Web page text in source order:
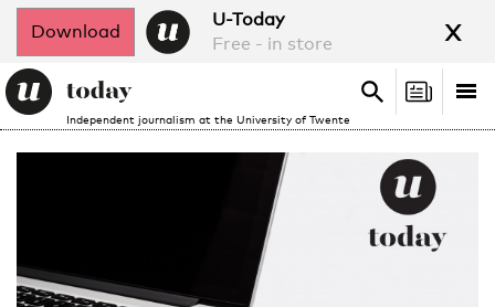
Download
U-Today
Free - in store
x
Independent journalism at the University of Twente
Search
Search